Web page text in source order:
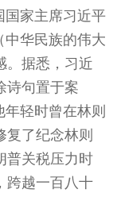
国家主席习近平
中华民族的伟大
。据悉，习近
诗句置于案
轻时曾在林则
复了纪念林则
普关税压力时
跨越一百八十